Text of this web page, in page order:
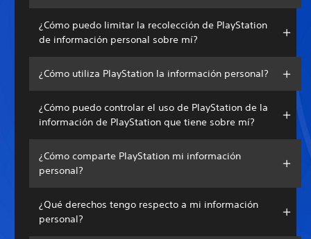
¿Cómo puedo limitar la recolección de PlayStation
de información personal sobre mí?
¿Cómo utiliza PlayStation la información personal?
¿Cómo puedo controlar el uso de PlayStation de la
información de PlayStation que tiene sobre mí?
¿Cómo comparte PlayStation mi información
personal?
¿Qué derechos tengo respecto a mi información
personal?